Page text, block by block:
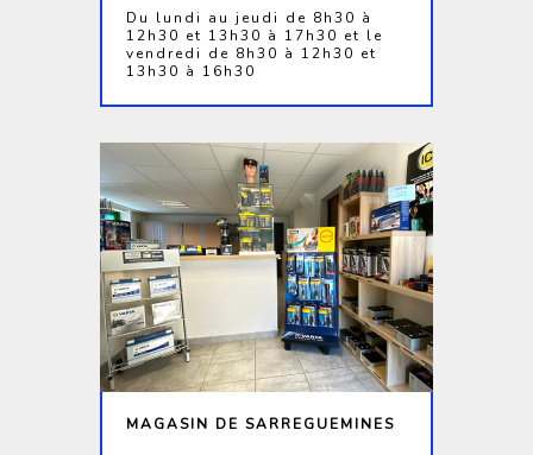
Du lundi au jeudi de 8h30 à
12h30 et 13h30 à 17h30 et le
vendredi de 8h30 à 12h30 et
13h30 à 16h30
MAGASIN DE SARREGUEMINES